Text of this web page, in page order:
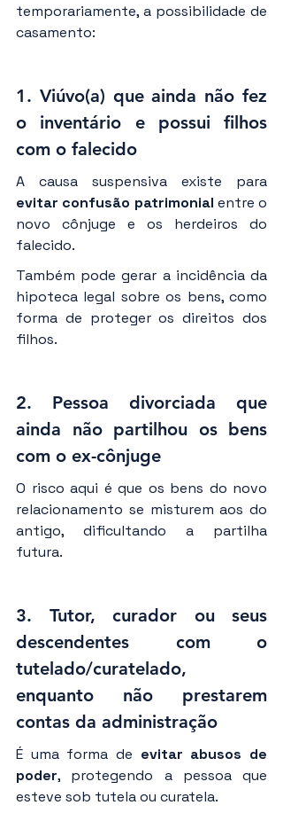
temporariamente, a possibilidade de
casamento:
1. Viúvo(a) que ainda não fez
o inventário e possui filhos
com o falecido
evitar confusão patrimonial entre o
novo cônjuge e os herdeiros do
falecido.
Também pode gerar a incidência da
hipoteca legal sobre os bens, como
forma de proteger os direitos dos
filhos.
2. Pessoa divorciada que
ainda não partilhou os bens
com o ex-cônjuge
O risco aqui é que os bens do novo
relacionamento se misturem aos do
antigo, dificultando a partilha
futura.
3. Tutor, curador ou seus
descendentes com o
tutelado/curatelado,
enquanto não prestarem
contas da administração
É uma forma de evitar abusos de
poder, protegendo a pessoa que
esteve sob tutela ou curatela.